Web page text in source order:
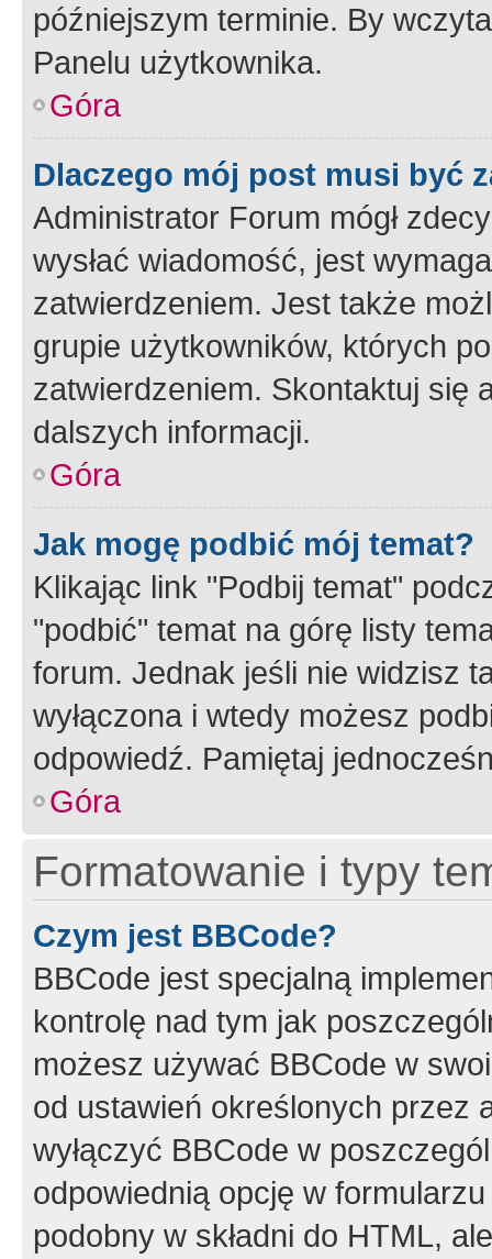
późniejszym terminie. By
Panelu użytkownika.
Góra
Dlaczego mój post musi być
Administrator Forum mógł
wysłać wiadomość, jest
zatwierdzeniem. Jest także
grupie użytkowników, których
zatwierdzeniem. Skontaktuj się
dalszych informacji.
Góra
Jak mogę podbić mój temat?
Klikając link "Podbij temat"
"podbić" temat na górę listy
forum. Jednak jeśli nie widzisz
wyłączona i wtedy możesz
odpowiedź. Pamiętaj
Góra
Formatowanie i typy
Czym jest BBCode?
BBCode jest specjalną
kontrolę nad tym jak
możesz używać BBCode w
od ustawień określonych przez
wyłączyć BBCode w
odpowiednią opcję w
podobny w składni do HTML,